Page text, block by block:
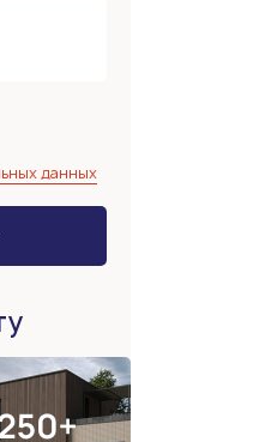
данных